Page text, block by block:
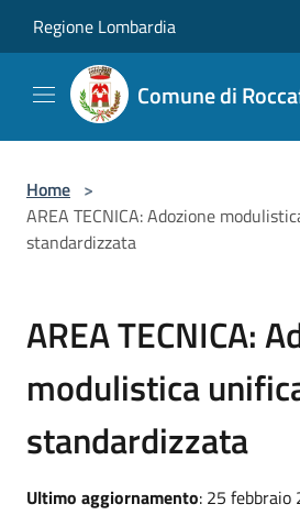
Regione Lombardia
Comune di
Home >
AREA TECNICA: Adozione
standardizzata
AREA TECNICA:
modulistica
standardizzata
Ultimo aggiornamento: 25 febbraio